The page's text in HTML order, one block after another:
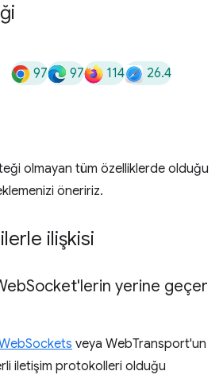
97 97 114 26.4
olmayan tüm özelliklerde olduğu
öneririz.
ilişkisi
Socket'lerin yerine geçer
veya WebTransport'un
iletişim protokolleri olduğu